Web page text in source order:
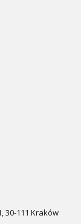
30-111 Kraków